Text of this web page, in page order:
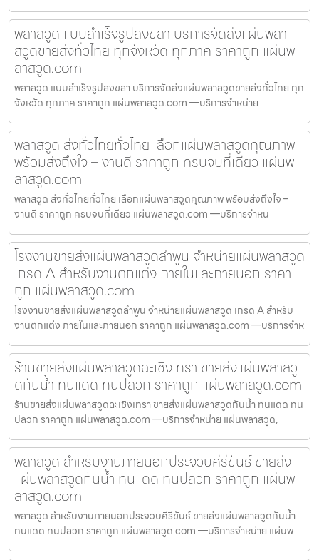
พลาสวูด แบบสำเร็จรูปสงขลา บริการจัดส่งแผ่นพลา
สวูดขายส่งทั่วไทย ทุกจังหวัด ทุกภาค ราคาถูก แผ่นพ
ลาสวูด.com
พลาสวูด แบบสำเร็จรูปสงขลา บริการจัดส่งแผ่นพลาสวูดขายส่งทั่วไทย ทุก
จังหวัด ทุกภาค ราคาถูก แผ่นพลาสวูด.com —บริการจำหน่าย
พลาสวูด ส่งทั่วไทยทั่วไทย เลือกแผ่นพลาสวูดคุณภาพ
พร้อมส่งถึงใจ – งานดี ราคาถูก ครบจบที่เดียว แผ่นพ
ลาสวูด.com
พลาสวูด ส่งทั่วไทยทั่วไทย เลือกแผ่นพลาสวูดคุณภาพ พร้อมส่งถึงใจ –
งานดี ราคาถูก ครบจบที่เดียว แผ่นพลาสวูด.com —บริการจำหน
โรงงานขายส่งแผ่นพลาสวูดลำพูน จำหน่ายแผ่นพลาสวูด
เกรด A สำหรับงานตกแต่ง ภายในและภายนอก ราคา
ถูก แผ่นพลาสวูด.com
โรงงานขายส่งแผ่นพลาสวูดลำพูน จำหน่ายแผ่นพลาสวูด เกรด A สำหรับ
งานตกแต่ง ภายในและภายนอก ราคาถูก แผ่นพลาสวูด.com —บริการจำห
ร้านขายส่งแผ่นพลาสวูดฉะเชิงเทรา ขายส่งแผ่นพลาสวู
ดกันน้ำ ทนแดด ทนปลวก ราคาถูก แผ่นพลาสวูด.com
ร้านขายส่งแผ่นพลาสวูดฉะเชิงเทรา ขายส่งแผ่นพลาสวูดกันน้ำ ทนแดด ทน
ปลวก ราคาถูก แผ่นพลาสวูด.com —บริการจำหน่าย แผ่นพลาสวูด,
พลาสวูด สำหรับงานภายนอกประจวบคีรีขันธ์ ขายส่ง
แผ่นพลาสวูดกันน้ำ ทนแดด ทนปลวก ราคาถูก แผ่นพ
ลาสวูด.com
พลาสวูด สำหรับงานภายนอกประจวบคีรีขันธ์ ขายส่งแผ่นพลาสวูดกันน้ำ
ทนแดด ทนปลวก ราคาถูก แผ่นพลาสวูด.com —บริการจำหน่าย แผ่นพ